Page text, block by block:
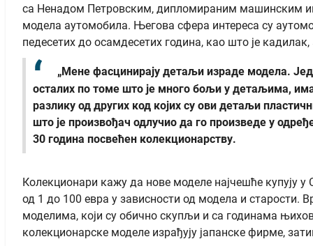
са Ненадом Петровским, дипломираним машинским
модела аутомобила. Његова сфера интереса су
педесетих до осамдесетих година, као што је
„Мене фасцинирају детаљи израде модела.
осталих по томе што је много бољи у детаљима,
разлику од других код којих су ови детаљи
што је произвођач одлучио да го произведе у
30 година посвећен колекционарству.
Колекционари кажу да нове моделе најчешће купују
од 1 до 100 евра у зависности од модела и старости.
моделима, који су обично скупљи и са годинама
колекционарске моделе израђују јапанске фирме,